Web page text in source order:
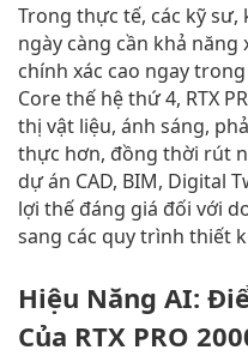
Trong thực tế, các kỹ
ngày càng cần khả
chính xác cao ngay
Core thế hệ thứ 4, RTX
thị vật liệu, ánh sáng,
thực hơn, đồng thời rút
dự án CAD, BIM, Digital
lợi thế đáng giá đối với
sang các quy trình thiết
Hiệu Năng AI:
Của RTX PRO